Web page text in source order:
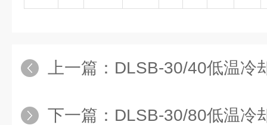
上一篇： DLSB-30/40低温冷却液循环泵,
下一篇： DLSB-30/80低温冷却液循环泵厂家,